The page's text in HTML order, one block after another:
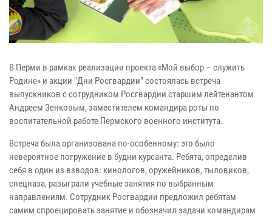
В Перми в рамках реализации проекта «Мой выбор – служить
Родине» и акции "Дни Росгвардии" состоялась встреча
выпускников с сотрудником Росгвардии старшим лейтенантом
Андреем Зенковым, заместителем командира роты по
воспитательной работе Пермского военного института.
Встреча была организована по-особенному: это было
невероятное погружение в будни курсанта. Ребята, определив
себя в один из взводов: кинологов, оружейников, тыловиков,
спецназа, разыграли учебные занятия по выбранным
направлениям. Сотрудник Росгвардии предложил ребятам
самим спроецировать занятие и обозначил задачи командирам